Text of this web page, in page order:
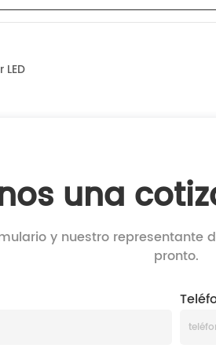
una
y nuestro representante
pronto.